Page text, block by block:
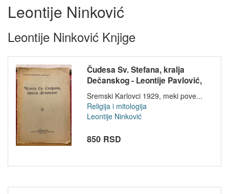
Leontije Ninković
Leontije Ninković Knjige
Čudesa Sv. Stefana, kralja
Dečanskog - Leontije Pavlović,
ar...
Sremski Karlovci 1929, meki pove...
Religija i mitologija
Leontije Ninković
850 RSD